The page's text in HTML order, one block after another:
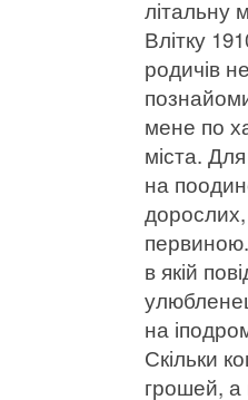
літальну
Влітку
родичів
мене по
міста.
на
дорослих,
в якій
на
Скільки
грошей, а